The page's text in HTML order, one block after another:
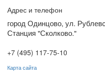
Адрес и телефон
город Одинцово, ул.
Станция "Сколково."
+7 (495) 117-75-10
Карта сайта